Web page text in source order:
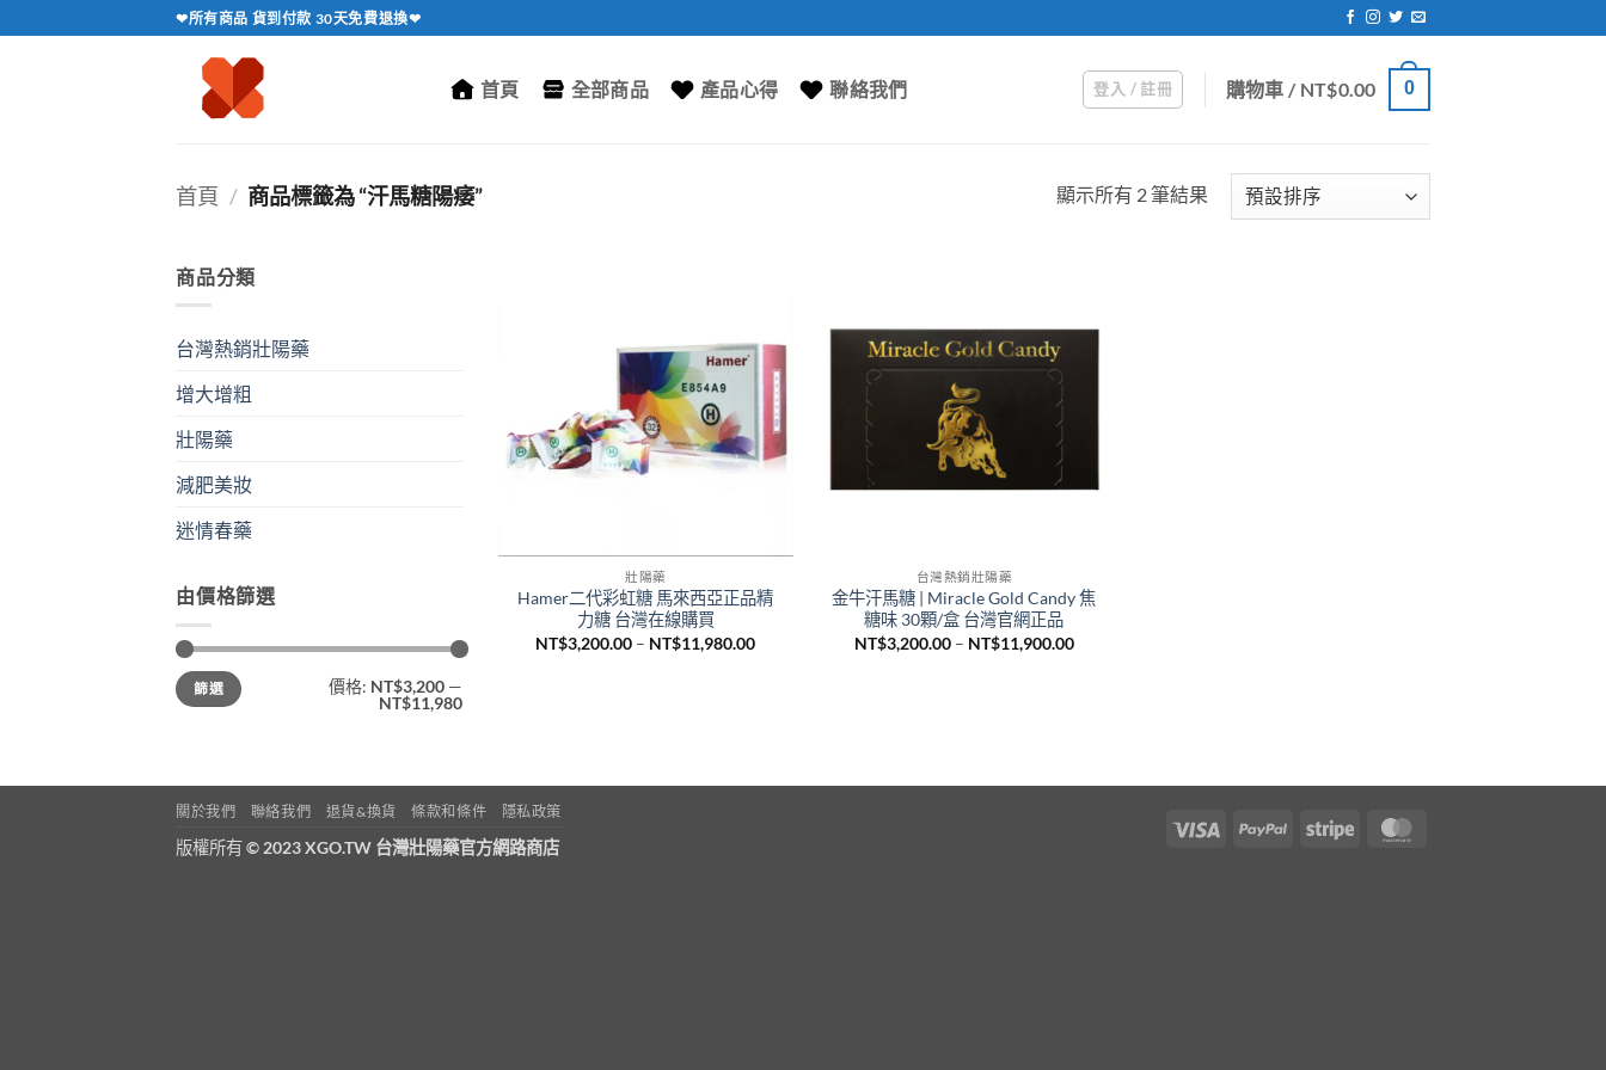
轉
❤所有商品 貨到付款 30天免費退換❤
首頁 全部商品 產品心得 聯絡我們 登入 / 註冊 購物車 / NT$0.00 0
首頁 / 商品標籤為 “汗馬糖陽痿” 顯示所有 2 筆結果
商品分類
台灣熱銷壯陽藥
增大增粗
壯陽藥
減肥美妝
迷情春藥
由價格篩選
最
低
價
最
高
價
篩選 價格: NT$3,200 —
NT$11,980
壯陽藥
Hamer二代彩虹糖 馬來西亞正品精
力糖 台灣在線購買
NT$3,200.00 – NT$11,980.00價
台灣熱銷壯陽藥
金牛汗馬糖 | Miracle Gold Candy 焦
糖味 30顆/盒 台灣官網正品
NT$3,200.00 – NT$11,900.00價
Visa PayPal Stripe
關於我們 聯絡我們 退貨&換貨 條款和條件 隱私政策
版權所有© 2023 XGO.TW 台灣壯陽藥官方網路商店